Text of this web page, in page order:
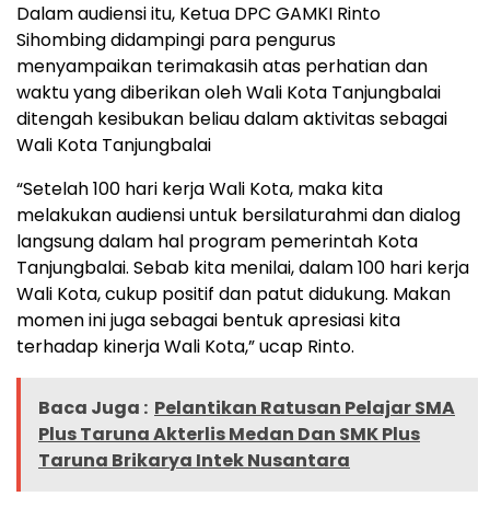
Dalam audiensi itu, Ketua DPC GAMKI Rinto
Sihombing didampingi para pengurus
menyampaikan terimakasih atas perhatian dan
waktu yang diberikan oleh Wali Kota Tanjungbalai
ditengah kesibukan beliau dalam aktivitas sebagai
Wali Kota Tanjungbalai
“Setelah 100 hari kerja Wali Kota, maka kita
melakukan audiensi untuk bersilaturahmi dan dialog
langsung dalam hal program pemerintah Kota
Tanjungbalai. Sebab kita menilai, dalam 100 hari kerja
Wali Kota, cukup positif dan patut didukung. Makan
momen ini juga sebagai bentuk apresiasi kita
terhadap kinerja Wali Kota,” ucap Rinto.
Baca Juga : Pelantikan Ratusan Pelajar SMA
Plus Taruna Akterlis Medan Dan SMK Plus
Taruna Brikarya Intek Nusantara